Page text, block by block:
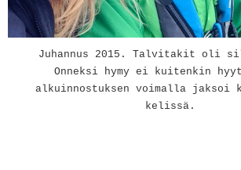
Juhannus 2015. Talvitakit oli
Onneksi hymy ei kuitenkin
alkuinnostuksen voimalla jaksoi
kelissä.